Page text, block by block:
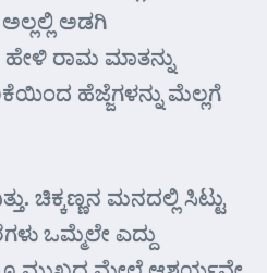
ಅಡಗಿ
ರಾಮ ಮಾತನ್ನು
ಹೆಜ್ಜೆಗಳನ್ನು ಮೆಲ್ಲಗೆ
ಚಿಕ್ಕಣ್ಣನ ಮನದಲ್ಲಿ ಸಿಟ್ಟು
ಒಮ್ಮೆಲೇ ಎದ್ದು